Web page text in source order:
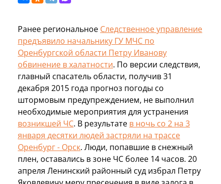
Ранее региональное Следственное управление
предъявило начальнику ГУ МЧС по
Оренбургской области Петру Иванову
обвинение в халатности. По версии следствия,
главный спасатель области, получив 31
декабря 2015 года прогноз погоды со
штормовым предупреждением, не выполнил
необходимые мероприятия для устранения
возникшей ЧС. В результате в ночь со 2 на 3
января десятки людей застряли на трассе
Оренбург - Орск. Люди, попавшие в снежный
плен, оставались в зоне ЧС более 14 часов. 20
апреля Ленинский районный суд избрал Петру